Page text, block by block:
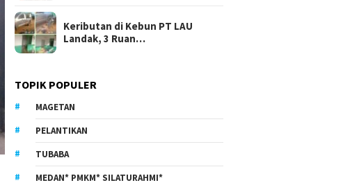
Keributan di Kebun PT LAU
Landak, 3 Ruan…
TOPIK POPULER
MAGETAN
PELANTIKAN
TUBABA
MEDAN* PMKM* SILATURAHMI*